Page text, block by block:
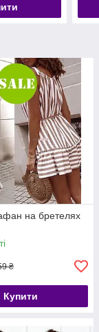
на бретелях
₴
Купити